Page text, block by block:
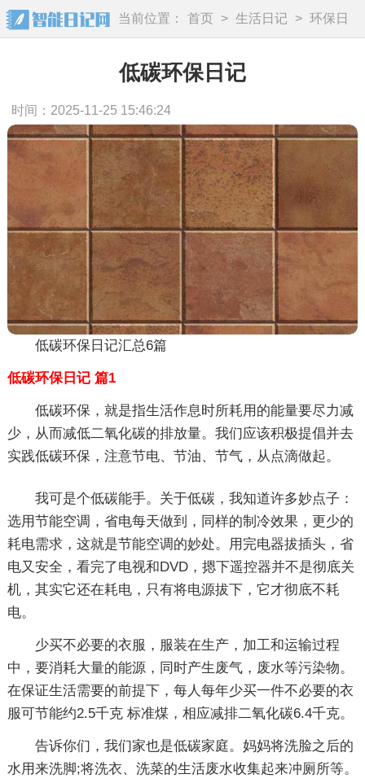
当前位置： 首页 > 生活日记 > 环保日
记
低碳环保日记
时间：2025-11-25 15:46:24
低碳环保日记汇总6篇
低碳环保日记 篇1
低碳环保，就是指生活作息时所耗用的能量要尽力减
少，从而减低二氧化碳的排放量。我们应该积极提倡并去
实践低碳环保，注意节电、节油、节气，从点滴做起。
我可是个低碳能手。关于低碳，我知道许多妙点子：
选用节能空调，省电每天做到，同样的制冷效果，更少的
耗电需求，这就是节能空调的妙处。用完电器拔插头，省
电又安全，看完了电视和DVD，摁下遥控器并不是彻底关
机，其实它还在耗电，只有将电源拔下，它才彻底不耗
电。
少买不必要的衣服，服装在生产，加工和运输过程
中，要消耗大量的能源，同时产生废气，废水等污染物。
在保证生活需要的前提下，每人每年少买一件不必要的衣
服可节能约2.5千克 标准煤，相应减排二氧化碳6.4千克。
告诉你们，我们家也是低碳家庭。妈妈将洗脸之后的
水用来洗脚;将洗衣、洗菜的生活废水收集起来冲厕所等。